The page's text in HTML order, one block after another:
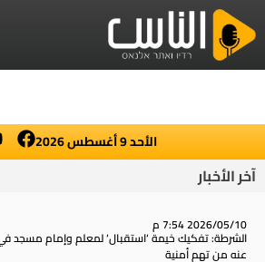
الأحد 9 أغسطس 2026
آخر الأخبار
2026/05/10 7:54 م
الشرطة: تفكيك خيمة ‘استقبال‘ لمعلم وإمام مسجد في
عنه من تهم أمنية